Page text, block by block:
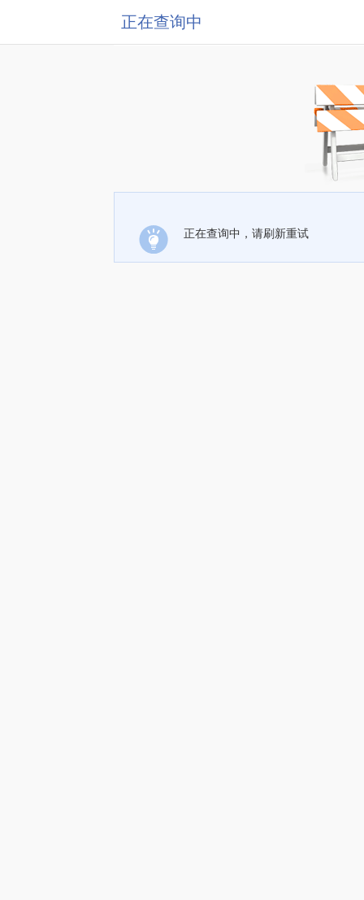
正在查询中
正在查询中，请刷新重试